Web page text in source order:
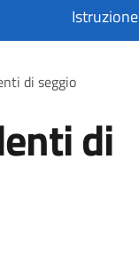
Istruzione
di seggio
di